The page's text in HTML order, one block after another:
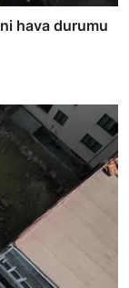
hava durumu